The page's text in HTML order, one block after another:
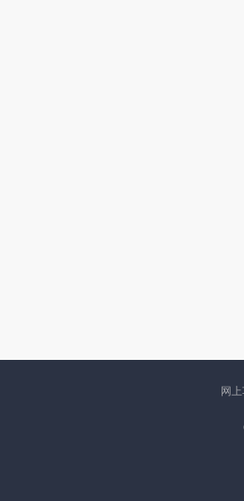
网